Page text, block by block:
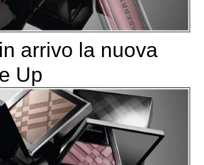
arrivo la nuova
Up